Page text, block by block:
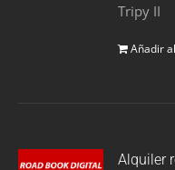
Tripy II
Añadir
Alquiler